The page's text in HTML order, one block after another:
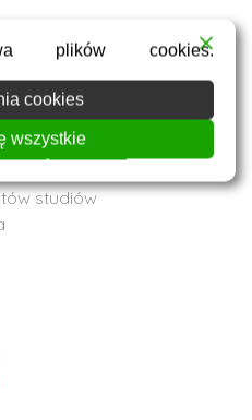
dyplomowych-
studiów
plików cookies.
cookies
wszystkie
Compliance Platform